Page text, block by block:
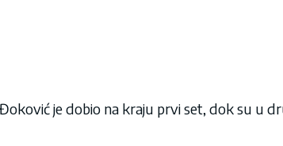
je dobio na kraju prvi set, dok su u